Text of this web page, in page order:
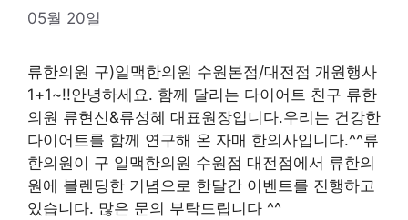
05월 20일
류한의원 구)일맥한의원 수원본점/대전점 개원행사
1+1~!!안녕하세요. 함께 달리는 다이어트 친구 류한
의원 류현신&류성혜 대표원장입니다.우리는 건강한
다이어트를 함께 연구해 온 자매 한의사입니다.^^류
한의원이 구 일맥한의원 수원점 대전점에서 류한의
원에 블렌딩한 기념으로 한달간 이벤트를 진행하고
있습니다. 많은 문의 부탁드립니다 ^^